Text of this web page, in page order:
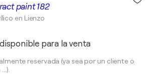
paint 182
en Lienzo
para la venta
reservada (ya sea por un cliente o